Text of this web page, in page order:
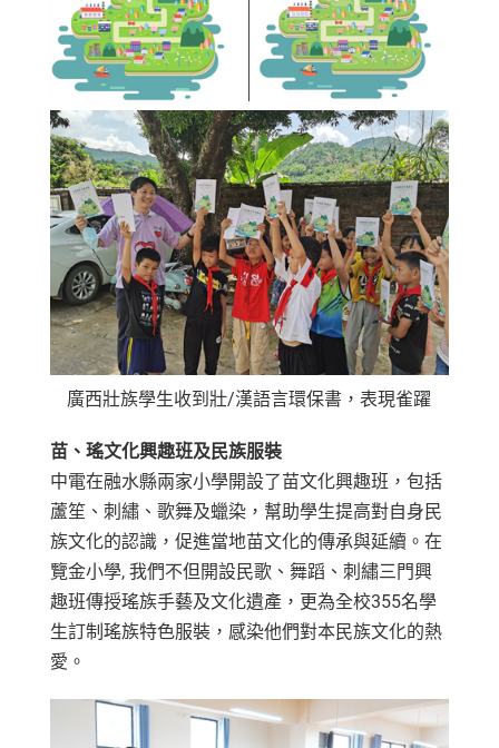
廣西壯族學生收到壯/漢語言環保書，表現雀躍
苗、瑤文化興趣班及民族服裝
中電在融水縣兩家小學開設了苗文化興趣班，包括
蘆笙、刺繡、歌舞及蠟染，幫助學生提高對自身民
族文化的認識，促進當地苗文化的傳承與延續。在
覽金小學, 我們不但開設民歌、舞蹈、刺繡三門興
趣班傳授瑤族手藝及文化遺產，更為全校355名學
生訂制瑤族特色服裝，感染他們對本民族文化的熱
愛。